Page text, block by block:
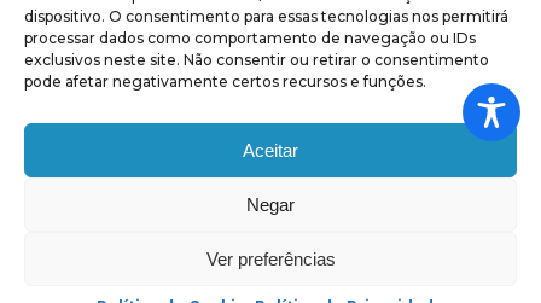
dispositivo. O consentimento para essas tecnologias nos permitirá
processar dados como comportamento de navegação ou IDs
exclusivos neste site. Não consentir ou retirar o consentimento
pode afetar negativamente certos recursos e funções.
Aceitar
Negar
Ver preferências
mail
(obrigatório)
Sub
região